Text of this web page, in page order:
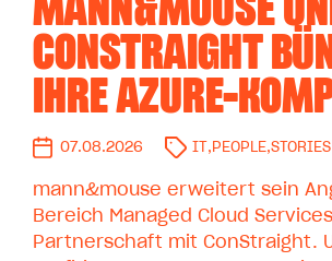
CONSTRAIGHT
IHRE AZURE-
07.08.2026 IT , PEOPLE,STORIES
mann&mouse erweitert sein
Bereich Managed Cloud
Partnerschaft mit ConStraight.